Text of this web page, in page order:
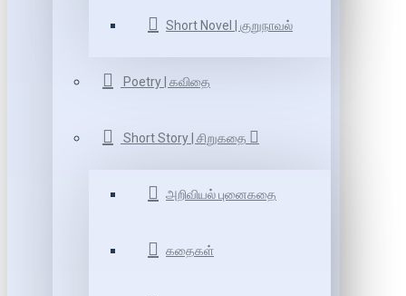
Short Novel | குறுநாவல்
Poetry | கவிதை
Short Story | சிறுகதை
அறிவியல் புனைகதை
கதைகள்